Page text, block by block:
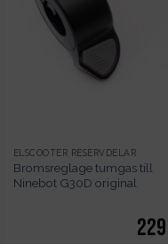
ELSCOOTER RESERVDELAR
Bromsreglage tumgas till
Ninebot G30D original
229